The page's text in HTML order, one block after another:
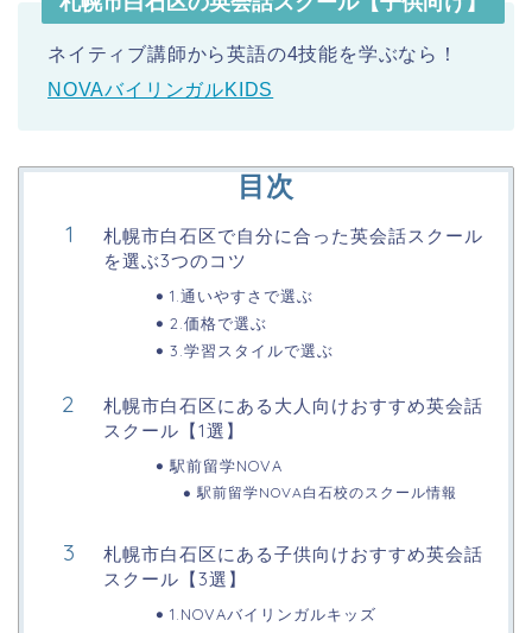
ネイティブ講師から英語の4技能を学ぶなら！
NOVAバイリンガルKIDS
目次
札幌市白石区で自分に合った英会話スクール
を選ぶ3つのコツ
1.通いやすさで選ぶ
2.価格で選ぶ
3.学習スタイルで選ぶ
札幌市白石区にある大人向けおすすめ英会話
スクール【1選】
駅前留学NOVA
駅前留学NOVA白石校のスクール情報
札幌市白石区にある子供向けおすすめ英会話
スクール【3選】
1.NOVAバイリンガルキッズ